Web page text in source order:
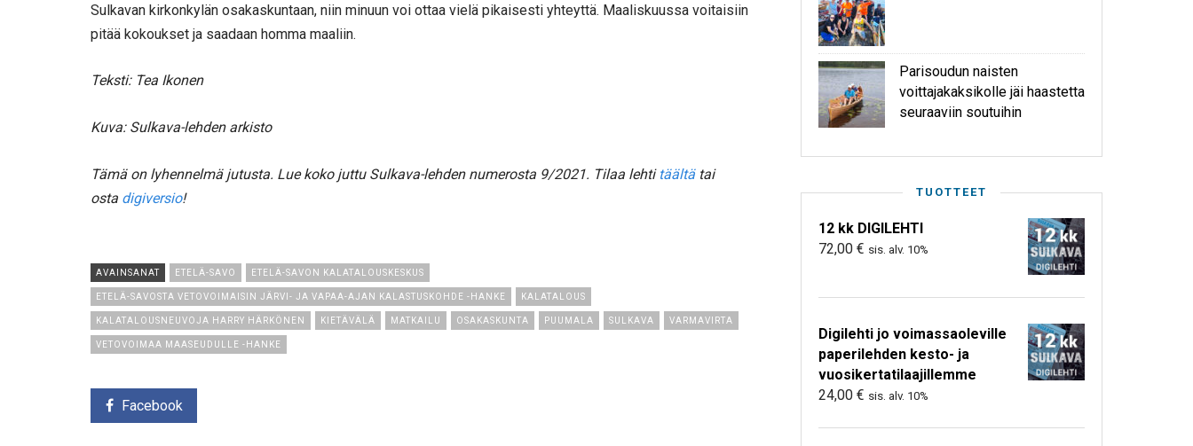
Sulkavan kirkonkylän osakaskuntaan, niin minuun voi ottaa vielä pikaisesti yhteyttä. Maaliskuussa voitaisiin
pitää kokoukset ja saadaan homma maaliin.
Teksti: Tea Ikonen
Kuva: Sulkava-lehden arkisto
Tämä on lyhennelmä jutusta. Lue koko juttu Sulkava-lehden numerosta 9/2021. Tilaa lehti täältätai
osta digiversio!
AVAINSANAT ETELÄ-SAVO ETELÄ-SAVON KALATALOUSKESKUS
ETELÄ-SAVOSTA VETOVOIMAISIN JÄRVI- JA VAPAA-AJAN KALASTUSKOHDE -HANKE KALATALOUS
KALATALOUSNEUVOJA HARRY HÄRKÖNEN KIETÄVÄLÄ MATKAILU OSAKASKUNTA PUUMALA SULKAVA VARMAVIRTA
VETOVOIMAA MAASEUDULLE -HANKE
Facebook
Parisoudun naisten
voittajakaksikolle jäi haastetta
seuraaviin soutuihin
TUOTTEET
12 kk DIGILEHTI
72,00 € sis. alv. 10%
Digilehti jo voimassaoleville
paperilehden kesto- ja
vuosikertatilaajillemme
24,00 € sis. alv. 10%